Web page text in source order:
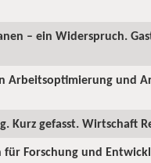
– ein Widerspruch.
Arbeitsoptimierung und
Kurz gefasst. Wirtschaft
Forschung und